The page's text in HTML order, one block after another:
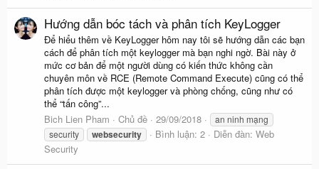
Hướng dẫn bóc tách và phân tích KeyLogger
Để hiểu thêm về KeyLogger hôm nay tôi sẽ hướng dẫn các bạn
cách để phân tích một keylogger mà bạn nghi ngờ. Bài này ở
mức cơ bản để một người dùng có kiến thức không cần
chuyên môn về RCE (Remote Command Execute) cũng có thể
phân tích được một keylogger và phòng chống, cũng như có
thể “tấn công”...
Bich Lien Pham
Chủ đề 29/09/2018
an ninh mạng
security
websecurity Bình luận: 2 Diễn đàn: Web
Security